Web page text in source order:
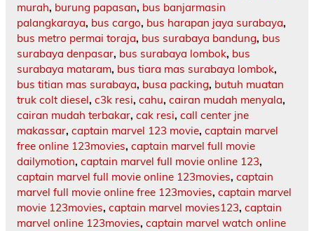
murah, burung papasan, bus banjarmasin
palangkaraya, bus cargo, bus harapan jaya surabaya,
bus metro permai toraja, bus surabaya bandung, bus
surabaya denpasar, bus surabaya lombok, bus
surabaya mataram, bus tiara mas surabaya lombok,
bus titian mas surabaya, busa packing, butuh muatan
truk colt diesel, c3k resi, cahu, cairan mudah menyala,
cairan mudah terbakar, cak resi, call center jne
makassar, captain marvel 123 movie, captain marvel
free online 123movies, captain marvel full movie
dailymotion, captain marvel full movie online 123,
captain marvel full movie online 123movies, captain
marvel full movie online free 123movies, captain marvel
movie 123movies, captain marvel movies123, captain
marvel online 123movies, captain marvel watch online